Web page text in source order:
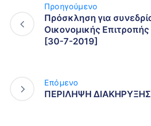
Προηγούμενο
Πρόσκληση για
Οικονομικής
[30-7-2019]
Επόμενο
ΠΕΡΙΛΗΨΗ ΔΙΑΚΗΡΥΞΗΣ